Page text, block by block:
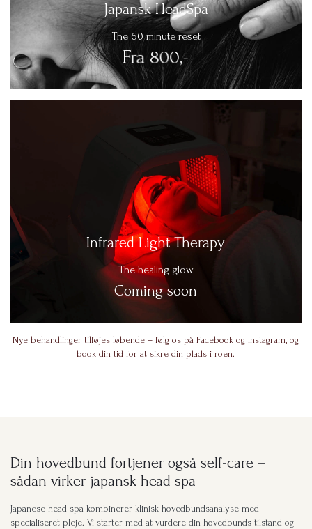
Japansk HeadSpa
The 60 minute reset
Fra 800,-
Infrared Light Therapy
The healing glow
Coming soon
Nye behandlinger tilføjes løbende – følg os på Facebook og Instagram, og
book din tid for at sikre din plads i roen.
Din hovedbund fortjener også self-care –
sådan virker japansk head spa
Japanese head spa kombinerer klinisk hovedbundsanalyse med
specialiseret pleje. Vi starter med at vurdere din hovedbunds tilstand og